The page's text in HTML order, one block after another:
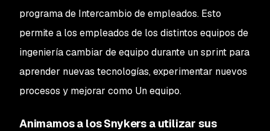
programa de Intercambio de empleados. Esto
permite a los empleados de los distintos equipos de
ingeniería cambiar de equipo durante un sprint para
aprender nuevas tecnologías, experimentar nuevos
procesos y mejorar como Un equipo.
Animamos a los Snykers a utilizar sus